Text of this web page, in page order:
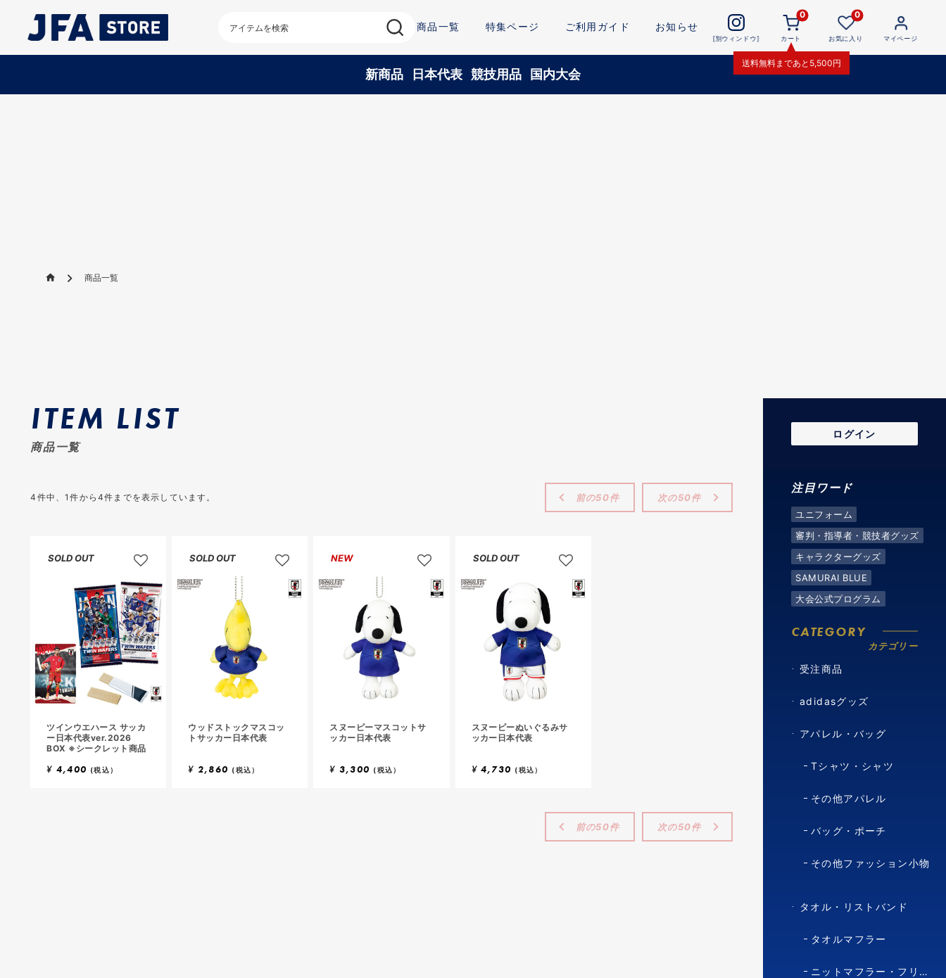
商品一覧 特集ページ ご利用ガイド お知らせ
[別ウィンドウ]
0
カート
送料無料まであと 5,500円
0
お気に入り マイページ
新商品 日本代表 競技用品 国内大会
商品一覧
ITEM LIST
商品一覧
4 件中、1件から 4件までを表示しています。 前の50件 次の50件
SOLD OUT
ツインウエハース サッカ
ー日本代表ver.2026
BOX ※シークレット商品
¥ 4,400 (税込）
SOLD OUT
ウッドストックマスコッ
トサッカー日本代表
¥ 2,860 (税込）
NEW
スヌーピーマスコットサ
ッカー日本代表
¥ 3,300 (税込）
SOLD OUT
スヌーピーぬいぐるみサ
ッカー日本代表
¥ 4,730 (税込）
前の50件 次の50件
ログイン
注目ワード
ユニフォーム
審判・指導者・競技者グッズ
キャラクターグッズ
SAMURAI BLUE
大会公式プログラム
CATEGORY
カテゴリー
受注商品
adidasグッズ
アパレル・バッグ
Tシャツ・シャツ
その他アパレル
バッグ・ポーチ
その他ファッション小物
タオル・リストバンド
タオルマフラー
ニットマフラー・フリースマフラー